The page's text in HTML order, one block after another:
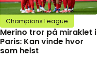
Champions League
Merino tror på miraklet i
Paris: Kan vinde hvor
som helst